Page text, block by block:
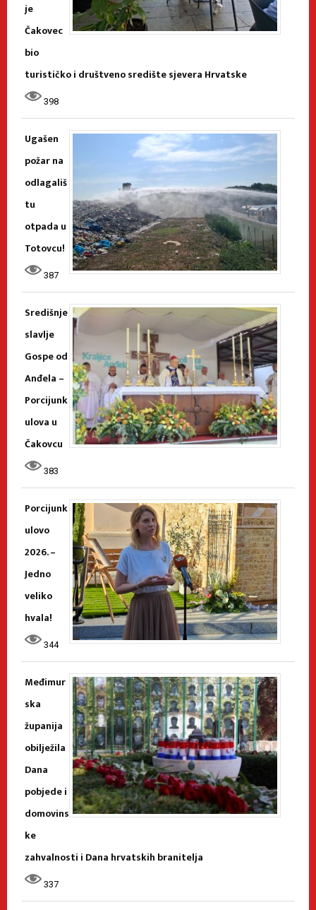
je
Čakovec
bio
turističko i društveno središte sjevera Hrvatske
398
Ugašen
požar na
odlagališ
tu
otpada u
Totovcu!
387
Središnje
slavlje
Gospe od
Anđela –
Porcijunk
ulova u
Čakovcu
383
Porcijunk
ulovo
2026. –
Jedno
veliko
hvala!
344
Međimur
ska
županija
obilježila
Dana
pobjede i
domovins
ke
zahvalnosti i Dana hrvatskih branitelja
337